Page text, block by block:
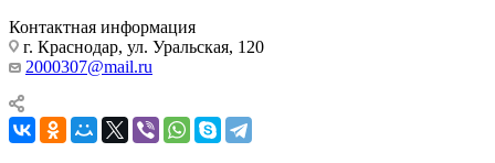
Контактная информация
г. Краснодар, ул. Уральская, 120
2000307@mail.ru